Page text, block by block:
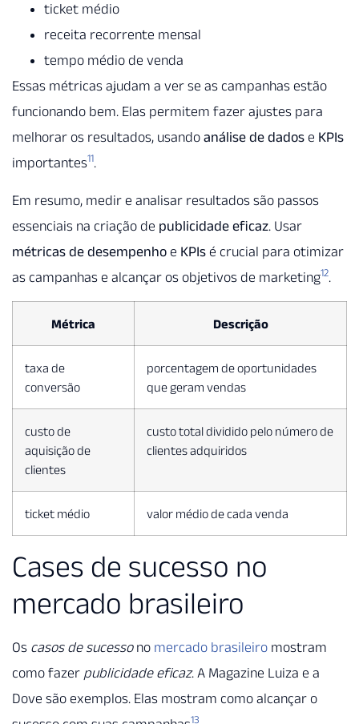
ticket médio
receita recorrente mensal
tempo médio de venda
Essas métricas ajudam a ver se as campanhas estão
funcionando bem. Elas permitem fazer ajustes para
melhorar os resultados, usando análise de dados e KPIs
importantes11.
Em resumo, medir e analisar resultados são passos
essenciais na criação de publicidade eficaz. Usar
métricas de desempenho e KPIs é crucial para otimizar
as campanhas e alcançar os objetivos de marketing12.
Métrica Descrição
taxa de
conversão
porcentagem de oportunidades
que geram vendas
custo de
aquisição de
clientes
custo total dividido pelo número de
clientes adquiridos
ticket médio valor médio de cada venda
Cases de sucesso no
mercado brasileiro
Os casos de sucessono mercado brasileiro mostram
como fazer publicidade eficaz. A Magazine Luiza e a
Dove são exemplos. Elas mostram como alcançar o
13